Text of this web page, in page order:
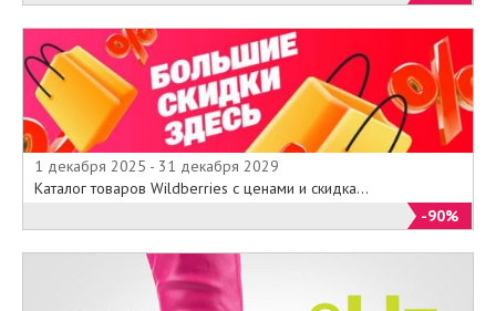
1 декабря 2025 - 31 декабря 2029
Каталог товаров Wildberries с ценами и скидка...
-90%